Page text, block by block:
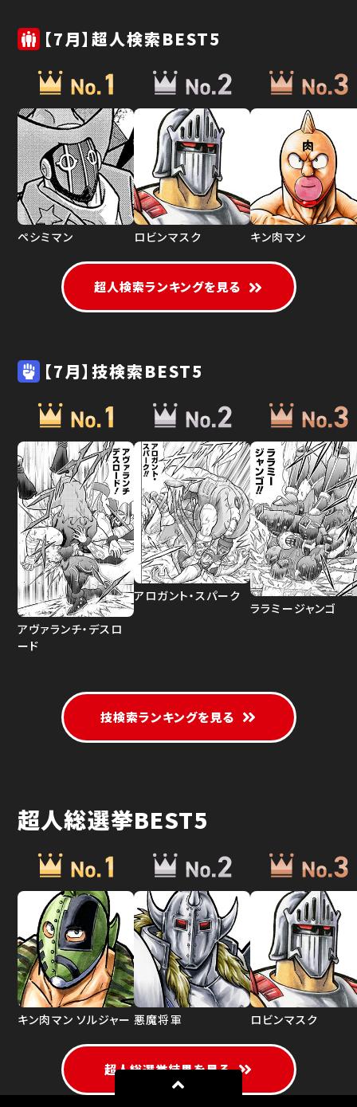
【7月】超人検索BEST5
ペシミマン ロビンマスク キン肉マン
超人検索ランキングを見る
【7月】技検索BEST5
アヴァランチ・デスロ
ード
アロガント・スパーク
ララミージャンゴ
技検索ランキングを見る
超人総選挙BEST5
キン肉マン ソルジャー 悪魔将軍 ロビンマスク
超人総選挙結果を見る